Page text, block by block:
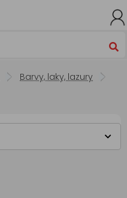
Barvy, laky, lazury